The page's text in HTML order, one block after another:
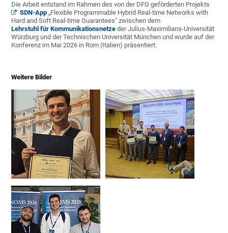
Die Arbeit entstand im Rahmen des von der DFG geförderten Projekts
SDN-App „Flexible Programmable Hybrid Real-time Networks with
Hard and Soft Real-time Guarantees" zwischen dem
Lehrstuhl für Kommunikationsnetze der Julius-Maximilians-Universität
Würzburg und der Technischen Universität München und wurde auf der
Konferenz im Mai 2026 in Rom (Italien) präsentiert.
Weitere Bilder